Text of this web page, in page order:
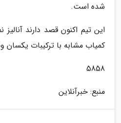
شده است.
این تیم اکنون قصد دارند آنالیز
کمیاب مشابه با ترکیبات یکسان
5858
منبع: خبرآنلاین